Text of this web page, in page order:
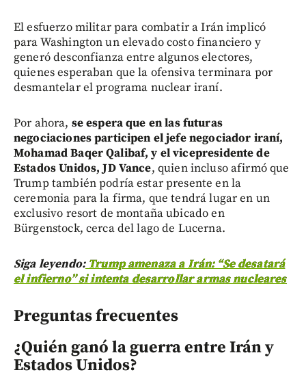
El esfuerzo militar para combatir a Irán implicó
para Washington un elevado costo financiero y
generó desconfianza entre algunos electores,
quienes esperaban que la ofensiva terminara por
desmantelar el programa nuclear iraní.
Por ahora, se espera que en las futuras
negociaciones participen el jefe negociador iraní,
Mohamad Baqer Qalibaf, y el vicepresidente de
Estados Unidos, JD Vance, quien incluso afirmó que
Trump también podría estar presente en la
ceremonia para la firma, que tendrá lugar en un
exclusivo resort de montaña ubicado en
Bürgenstock, cerca del lago de Lucerna.
Siga leyendo:Trump amenaza a Irán: “Se desatará
el infierno” si intenta desarrollar armas nucleares
Preguntas frecuentes
¿Quién ganó la guerra entre Irán y
Estados Unidos?